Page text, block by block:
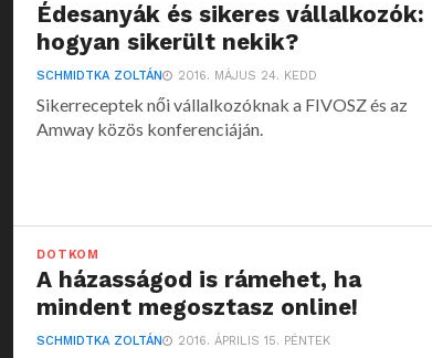
Édesanyák és sikeres vállalkozók:
hogyan sikerült nekik?
SCHMIDTKA ZOLTÁN 2016. MÁJUS 24. KEDD
Sikerreceptek női vállalkozóknak a FIVOSZ és az
Amway közös konferenciáján.
DOTKOM
A házasságod is rámehet, ha
mindent megosztasz online!
SCHMIDTKA ZOLTÁN 2016. ÁPRILIS 15. PÉNTEK